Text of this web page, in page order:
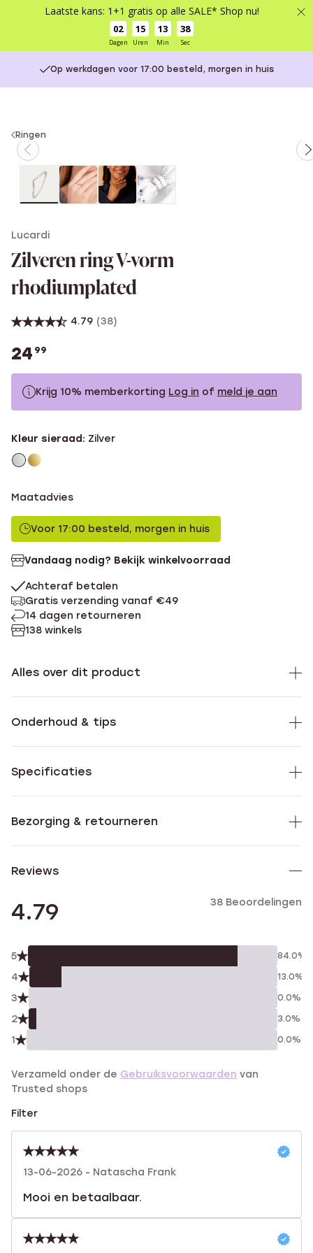
Laatste kans: 1+1 gratis op alle SALE* Shop nu!
02
Dagen
15
Uren
13
Min
38
Sec
Op werkdagen voor 17:00 besteld, morgen in huis
You
are
Ringen
Lucardi
Zilveren ring V-vorm
rhodiumplated
4.79 (38)
24 99
Krijg 10% memberkorting Log in of meld je aan
Zonder memberkorting
Kleur sieraad: Zilver
Maatadvies
Voor 17:00 besteld, morgen in huis
Vandaag nodig? Bekijk winkelvoorraad
Achteraf betalen
Gratis verzending vanaf €49
14 dagen retourneren
138 winkels
Alles over dit product
Onderhoud & tips
Specificaties
Bezorging & retourneren
Reviews
4.79 38 Beoordelingen
5 84.0%
4 13.0%
3 0.0%
2 3.0%
1 0.0%
Verzameld onder de Gebruiksvoorwaarden van
Trusted shops
Filter
13-06-2026 - Natascha Frank
Mooi en betaalbaar.